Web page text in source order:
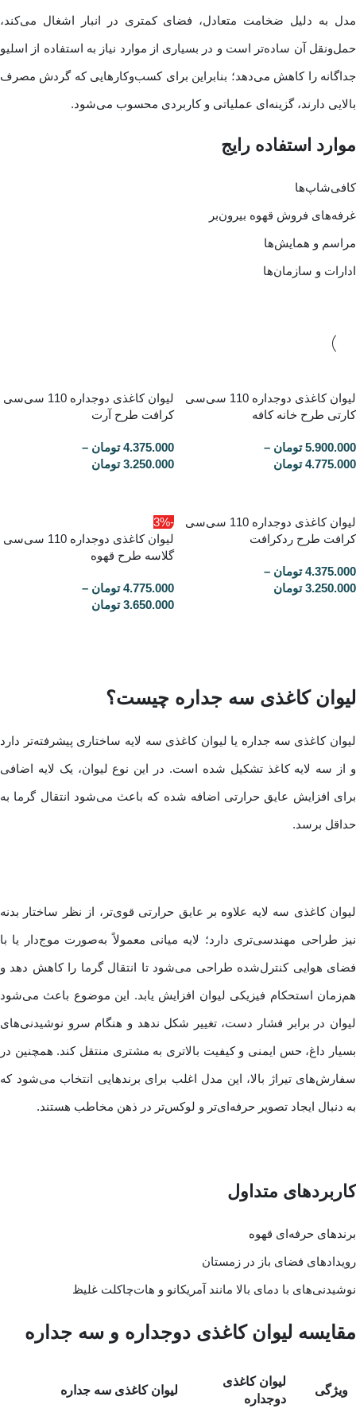
مدل به دلیل ضخامت متعادل، فضای کمتری در انبار اشغال می‌کند،
حمل‌ونقل آن ساده‌تر است و در بسیاری از موارد نیاز به استفاده از اسلیو
جداگانه را کاهش می‌دهد؛ بنابراین برای کسب‌وکارهایی که گردش مصرف
بالایی دارند، گزینه‌ای عملیاتی و کاربردی محسوب می‌شود.
موارد استفاده رایج
کافی‌شاپ‌ها
غرفه‌های فروش قهوه بیرون‌بر
مراسم و همایش‌ها
ادارات و سازمان‌ها
لیوان کاغذی دوجداره 110 سی‌سی
کارتی طرح خانه کافه
5.900.000 تومان –
4.775.000 تومان
لیوان کاغذی دوجداره 110 سی‌سی
کرافت طرح آرت
4.375.000 تومان –
3.250.000 تومان
لیوان کاغذی دوجداره 110 سی‌سی
کرافت طرح ردکرافت
4.375.000 تومان –
3.250.000 تومان
-3%
لیوان کاغذی دوجداره 110 سی‌سی
گلاسه طرح قهوه
4.775.000 تومان –
3.650.000 تومان
لیوان کاغذی سه جداره چیست؟
لیوان کاغذی سه جداره یا لیوان کاغذی سه لایه ساختاری پیشرفته‌تر دارد
و از سه لایه کاغذ تشکیل شده است. در این نوع لیوان، یک لایه اضافی
برای افزایش عایق حرارتی اضافه شده که باعث می‌شود انتقال گرما به
حداقل برسد.
لیوان کاغذی سه لایه علاوه بر عایق حرارتی قوی‌تر، از نظر ساختار بدنه
نیز طراحی مهندسی‌تری دارد؛ لایه میانی معمولاً به‌صورت موج‌دار یا با
فضای هوایی کنترل‌شده طراحی می‌شود تا انتقال گرما را کاهش دهد و
هم‌زمان استحکام فیزیکی لیوان افزایش یابد. این موضوع باعث می‌شود
لیوان در برابر فشار دست، تغییر شکل ندهد و هنگام سرو نوشیدنی‌های
بسیار داغ، حس ایمنی و کیفیت بالاتری به مشتری منتقل کند. همچنین در
سفارش‌های تیراژ بالا، این مدل اغلب برای برندهایی انتخاب می‌شود که
به دنبال ایجاد تصویر حرفه‌ای‌تر و لوکس‌تر در ذهن مخاطب هستند.
کاربردهای متداول
برندهای حرفه‌ای قهوه
رویدادهای فضای باز در زمستان
نوشیدنی‌های با دمای بالا مانند آمریکانو و هات‌چاکلت غلیظ
مقایسه لیوان کاغذی دوجداره و سه جداره
ویژگی
لیوان کاغذی
دوجداره
لیوان کاغذی سه جداره